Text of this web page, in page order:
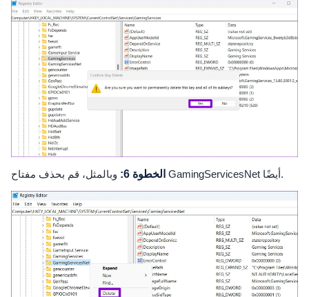
الخطوة 6: وبالمثل، قم بحذف مفتاح GamingServicesNet أيضًا.